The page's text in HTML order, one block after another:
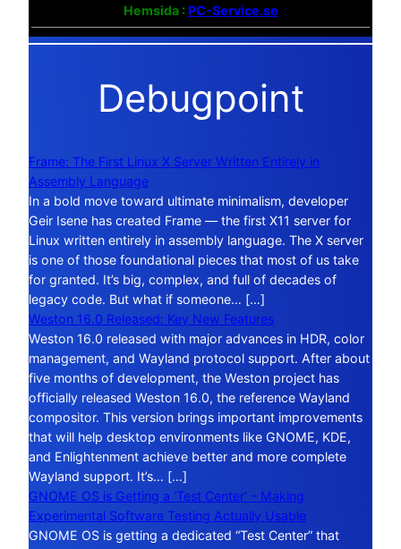
Hemsida :PC-Service.se
Debugpoint
Frame: The First Linux X Server Written Entirely in
Assembly Language
In a bold move toward ultimate minimalism, developer
Geir Isene has created Frame — the first X11 server for
Linux written entirely in assembly language. The X server
is one of those foundational pieces that most of us take
for granted. It’s big, complex, and full of decades of
legacy code. But what if someone… […]
Weston 16.0 Released: Key New Features
Weston 16.0 released with major advances in HDR, color
management, and Wayland protocol support. After about
five months of development, the Weston project has
officially released Weston 16.0, the reference Wayland
compositor. This version brings important improvements
that will help desktop environments like GNOME, KDE,
and Enlightenment achieve better and more complete
Wayland support. It’s… […]
GNOME OS is Getting a ‘Test Center’ – Making
Experimental Software Testing Actually Usable
GNOME OS is getting a dedicated “Test Center” that